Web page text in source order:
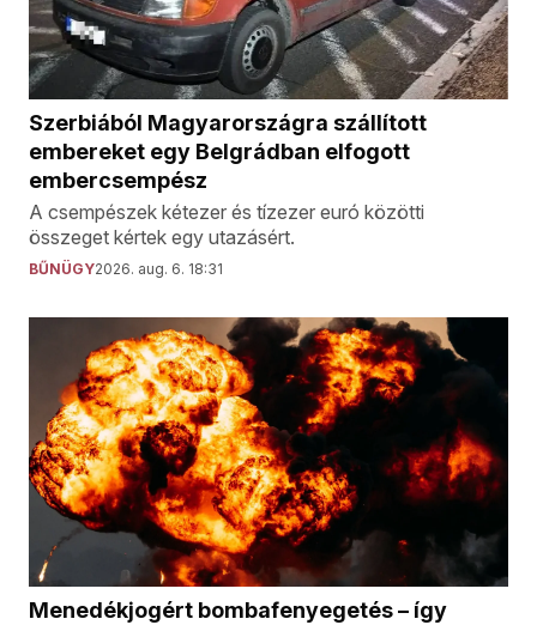
Szerbiából Magyarországra szállított
embereket egy Belgrádban elfogott
embercsempész
A csempészek kétezer és tízezer euró közötti
összeget kértek egy utazásért.
BŰNÜGY2026. aug. 6. 18:31
Menedékjogért bombafenyegetés – így